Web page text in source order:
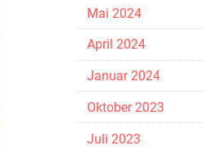
Mai 2024
April 2024
Januar 2024
Oktober 2023
Juli 2023